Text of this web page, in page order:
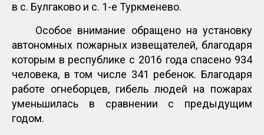
в с. Булгаково и с. 1-е Туркменево.
Особое внимание обращено на установку
автономных пожарных извещателей, благодаря
которым в республике с 2016 года спасено 934
человека, в том числе 341 ребенок. Благодаря
работе огнеборцев, гибель людей на пожарах
уменьшилась в сравнении с предыдущим
годом.